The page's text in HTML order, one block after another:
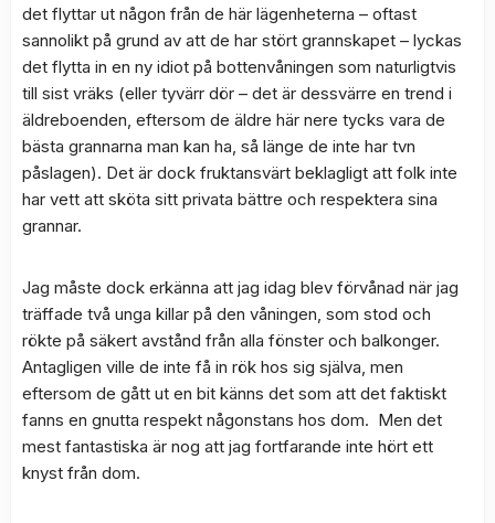
det flyttar ut någon från de här lägenheterna – oftast
sannolikt på grund av att de har stört grannskapet – lyckas
det flytta in en ny idiot på bottenvåningen som naturligtvis
till sist vräks (eller tyvärr dör – det är dessvärre en trend i
äldreboenden, eftersom de äldre här nere tycks vara de
bästa grannarna man kan ha, så länge de inte har tvn
påslagen). Det är dock fruktansvärt beklagligt att folk inte
har vett att sköta sitt privata bättre och respektera sina
grannar.
Jag måste dock erkänna att jag idag blev förvånad när jag
träffade två unga killar på den våningen, som stod och
rökte på säkert avstånd från alla fönster och balkonger.
Antagligen ville de inte få in rök hos sig själva, men
eftersom de gått ut en bit känns det som att det faktiskt
fanns en gnutta respekt någonstans hos dom. Men det
mest fantastiska är nog att jag fortfarande inte hört ett
knyst från dom.